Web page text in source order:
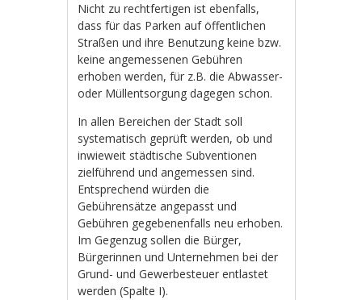
Nicht zu rechtfertigen ist ebenfalls,
dass für das Parken auf öffentlichen
Straßen und ihre Benutzung keine bzw.
keine angemessenen Gebühren
erhoben werden, für z.B. die Abwasser-
oder Müllentsorgung dagegen schon.
In allen Bereichen der Stadt soll
systematisch geprüft werden, ob und
inwieweit städtische Subventionen
zielführend und angemessen sind.
Entsprechend würden die
Gebührensätze angepasst und
Gebühren gegebenenfalls neu erhoben.
Im Gegenzug sollen die Bürger,
Bürgerinnen und Unternehmen bei der
Grund- und Gewerbesteuer entlastet
werden (Spalte I).